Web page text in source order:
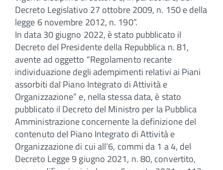
Decreto Legislativo 27 ottobre 2009, n. 150 e della
legge 6 novembre 2012, n. 190”.
In data 30 giugno 2022, è stato pubblicato il
Decreto del Presidente della Repubblica n. 81,
avente ad oggetto “Regolamento recante
individuazione degli adempimenti relativi ai Piani
assorbiti dal Piano Integrato di Attività e
Organizzazione” e, nella stessa data, è stato
pubblicato il Decreto del Ministro per la Pubblica
Amministrazione concernente la definizione del
contenuto del Piano Integrato di Attività e
Organizzazione di cui all’6, commi da 1 a 4, del
Decreto Legge 9 giugno 2021, n. 80, convertito,